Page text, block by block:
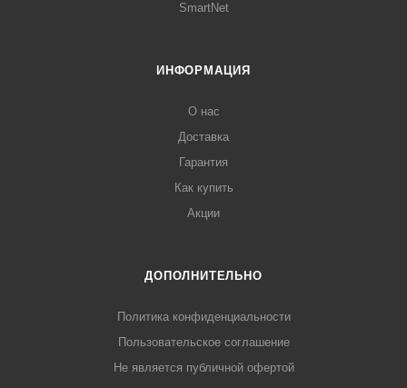
SmartNet
ИНФОРМАЦИЯ
О нас
Доставка
Гарантия
Как купить
Акции
ДОПОЛНИТЕЛЬНО
Политика конфиденциальности
Пользовательское соглашение
Не является публичной офертой